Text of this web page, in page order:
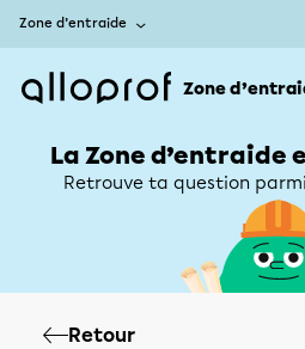
Zone d’entraide
Zone
La Zone d’entraide
Retrouve ta question
Retour